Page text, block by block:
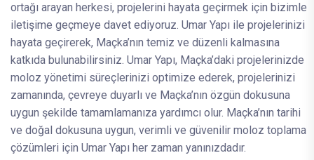
ortağı arayan herkesi, projelerini hayata geçirmek için bizimle
iletişime geçmeye davet ediyoruz. Umar Yapı ile projelerinizi
hayata geçirerek, Maçka’nın temiz ve düzenli kalmasına
katkıda bulunabilirsiniz. Umar Yapı, Maçka’daki projelerinizde
moloz yönetimi süreçlerinizi optimize ederek, projelerinizi
zamanında, çevreye duyarlı ve Maçka’nın özgün dokusuna
uygun şekilde tamamlamanıza yardımcı olur. Maçka’nın tarihi
ve doğal dokusuna uygun, verimli ve güvenilir moloz toplama
çözümleri için Umar Yapı her zaman yanınızdadır.